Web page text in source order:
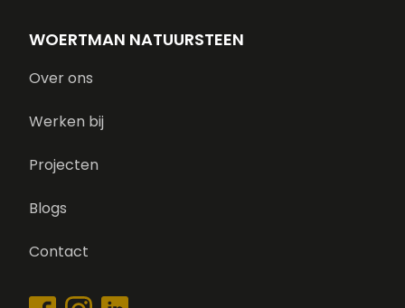
WOERTMAN NATUURSTEEN
Over ons
Werken bij
Projecten
Blogs
Contact